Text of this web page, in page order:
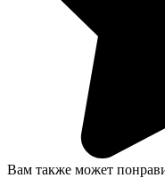
Вам также может